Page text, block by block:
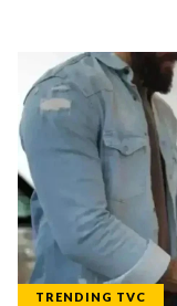
TRENDING TVC